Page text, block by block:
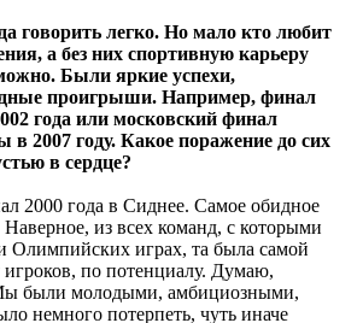
говорить легко. Но мало кто любит
а без них спортивную карьеру
Были яркие успехи,
проигрыши. Например, финал
года или московский финал
2007 году. Какое поражение до сих
в сердце?
2000 года в Сиднее. Самое обидное
из всех команд, с которыми
Олимпийских играх, та была самой
по потенциалу. Думаю,
были молодыми, амбициозными,
немного потерпеть, чуть иначе